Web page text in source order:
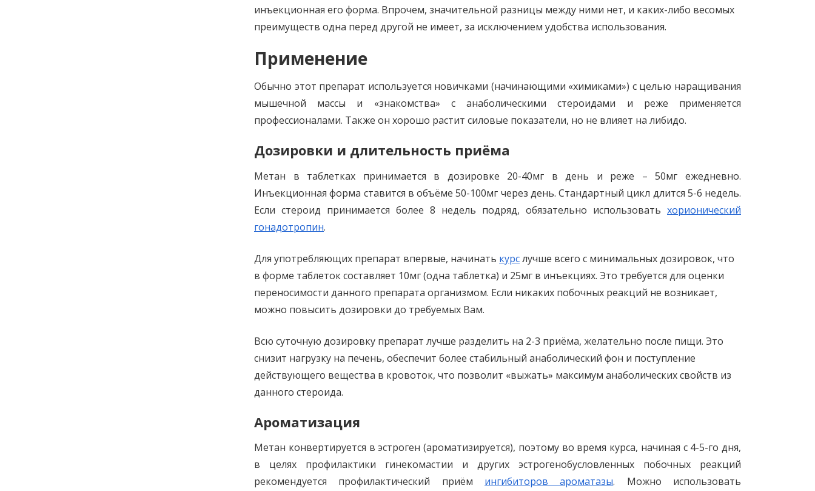
инъекционная его форма. Впрочем, значительной разницы между ними нет, и каких-либо весомых
преимуществ одна перед другой не имеет, за исключением удобства использования.
Применение
Обычно этот препарат используется новичками (начинающими «химиками») с целью наращивания
мышечной массы и «знакомства» с анаболическими стероидами и реже применяется
профессионалами. Также он хорошо растит силовые показатели, но не влияет на либидо.
Дозировки и длительность приёма
Метан в таблетках принимается в дозировке 20-40мг в день и реже – 50мг ежедневно.
Инъекционная форма ставится в объёме 50-100мг через день. Стандартный цикл длится 5-6 недель.
Если стероид принимается более 8 недель подряд, обязательно использовать хорионический
гонадотропин.
Для употребляющих препарат впервые, начинать курслучше всего с минимальных дозировок, что
в форме таблеток составляет 10мг (одна таблетка) и 25мг в инъекциях. Это требуется для оценки
переносимости данного препарата организмом. Если никаких побочных реакций не возникает,
можно повысить дозировки до требуемых Вам.
Всю суточную дозировку препарат лучше разделить на 2-3 приёма, желательно после пищи. Это
снизит нагрузку на печень, обеспечит более стабильный анаболический фон и поступление
действующего вещества в кровоток, что позволит «выжать» максимум анаболических свойств из
данного стероида.
Ароматизация
Метан конвертируется в эстроген (ароматизируется), поэтому во время курса, начиная с 4-5-го дня,
в целях профилактики гинекомастии и других эстрогенобусловленных побочных реакций
рекомендуется профилактический приём ингибиторов ароматазы. Можно использовать